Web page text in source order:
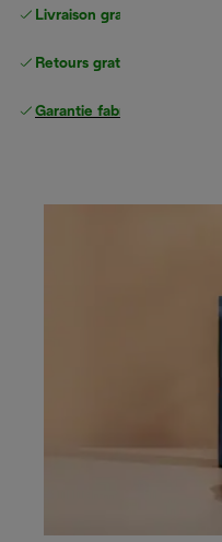
Livraison gratuite standard
Retours gratuits
Garantie fabricant complète